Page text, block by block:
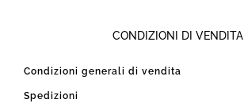
CONDIZIONI DI VENDITA
Condizioni generali di vendita
Spedizioni